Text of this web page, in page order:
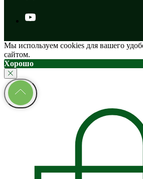
Мы используем cookies для вашего
сайтом.
Хорошо